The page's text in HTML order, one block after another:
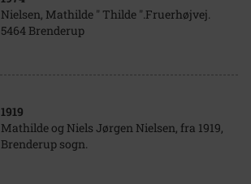
Nielsen, Mathilde " Thilde ".Fruerhøjvej.
5464 Brenderup
1919
Mathilde og Niels Jørgen Nielsen, fra 1919,
Brenderup sogn.